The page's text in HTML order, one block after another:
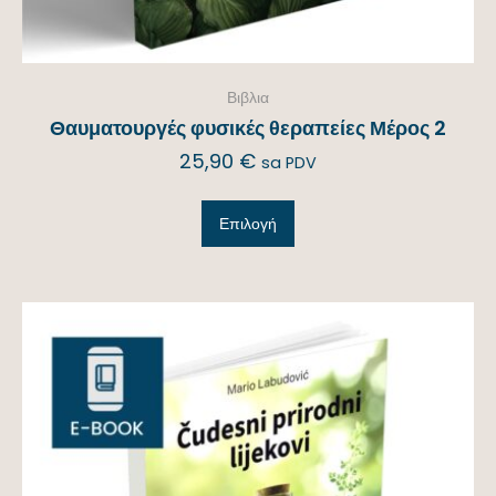
Βιβλια
Θαυματουργές φυσικές θεραπείες Μέρος 2
25,90 € sa PDV
Επιλογή